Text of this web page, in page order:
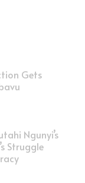
Gets
Ngunyi’s
Struggle